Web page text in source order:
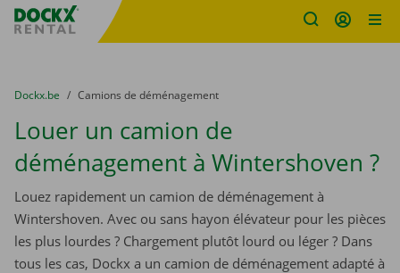
sitename
You are here:
du
Dockx.be to
Camions de déménagement
Louer un camion de
déménagement à Wintershoven ?
Louez rapidement un camion de déménagement à
Wintershoven. Avec ou sans hayon élévateur pour les pièces
les plus lourdes ? Chargement plutôt lourd ou léger ? Dans
tous les cas, Dockx a un camion de déménagement adapté à